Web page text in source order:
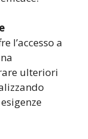
l’accesso a
ulteriori